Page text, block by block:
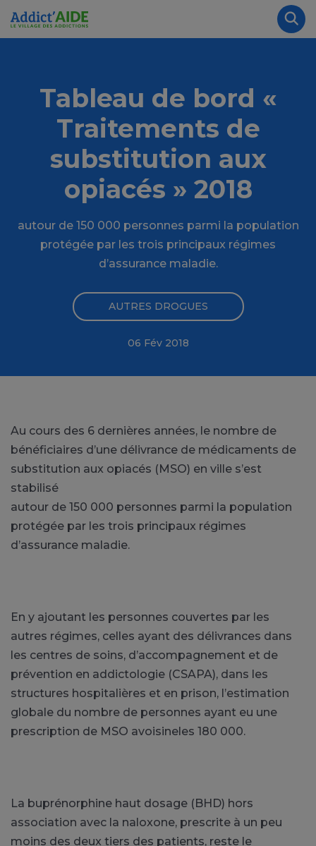
Aller au contenu principal
Tableau de bord «
Traitements de
substitution aux
opiacés » 2018
autour de 150 000 personnes parmi la population
protégée par les trois principaux régimes
d’assurance maladie.
AUTRES DROGUES
06 Fév 2018
Au cours des 6 dernières années, le nombre de
bénéficiaires d’une délivrance de médicaments de
substitution aux opiacés (MSO) en ville s’est
stabilisé
autour de 150 000 personnes parmi la population
protégée par les trois principaux régimes
d’assurance maladie.
En y ajoutant les personnes couvertes par les
autres régimes, celles ayant des délivrances dans
les centres de soins, d’accompagnement et de
prévention en addictologie (CSAPA), dans les
structures hospitalières et en prison, l’estimation
globale du nombre de personnes ayant eu une
prescription de MSO avoisineles 180 000.
La buprénorphine haut dosage (BHD) hors
association avec la naloxone, prescrite à un peu
moins des deux tiers des patients, reste le
Panneau de gestion des cookies